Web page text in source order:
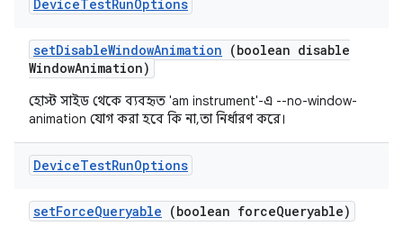
DeviceTestRunOptions
setDisableWindowAnimation (boolean disable
WindowAnimation)
হোস্ট সাইড থেকে ব্যবহৃত 'am instrument'-এ --no-window-
animation যোগ করা হবে কি না, তা নির্ধারণ করে।
DeviceTestRunOptions
setForceQueryable (boolean forceQueryable)